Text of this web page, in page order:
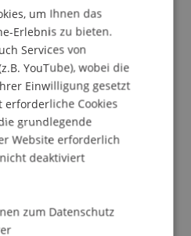
Hemma Fasch und Jakob
bei Prof. Helmut
haben Sie vorwiegend
sowie kleineren
um Ihnen das
Erlebnis zu bieten.
Services von
YouTube), wobei die
Einwilligung gesetzt
Cookies
grundlegende
Website erforderlich
deaktiviert
zum Datenschutz